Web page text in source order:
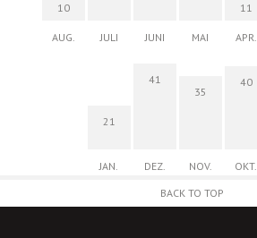
10
AUG. JULI JUNI MAI
11
APR.
21
JAN.
41
DEZ.
35
NOV.
40
OKT.
BACK TO TOP